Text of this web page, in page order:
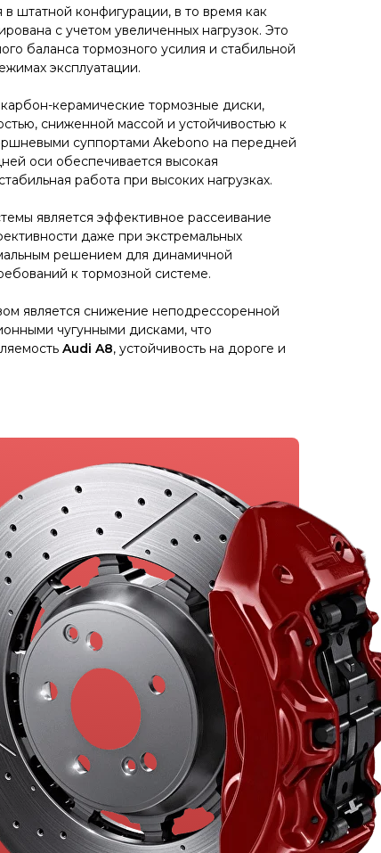
в штатной конфигурации, в то время как
с учетом увеличенных нагрузок. Это
баланса тормозного усилия и стабильной
эксплуатации.
керамические тормозные диски,
сниженной массой и устойчивостью к
суппортами Akebono на передней
оси обеспечивается высокая
работа при высоких нагрузках.
является эффективное рассеивание
даже при экстремальных
решением для динамичной
к тормозной системе.
является снижение неподрессоренной
чугунными дисками, что
Audi A8, устойчивость на дороге и